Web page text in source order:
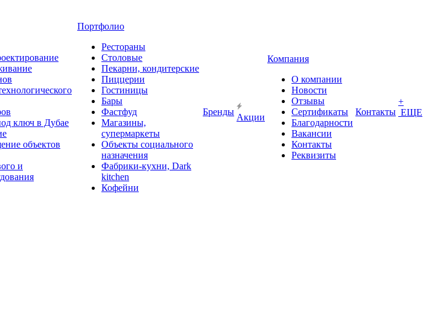
ключ в Дубае
объектов
и
Портфолио
Рестораны
Столовые
Пекарни, кондитерские
Пиццерии
Гостиницы
Бары
Фастфуд
Магазины,
супермаркеты
Объекты социального
назначения
Фабрики-кухни, Dark
kitchen
Кофейни
Бренды
Акции
Компания
О компании
Новости
Отзывы
Сертификаты
Благодарности
Вакансии
Контакты
Реквизиты
Контакты
+
ЕЩЕ